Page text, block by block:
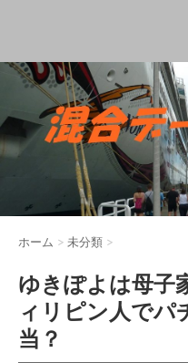
ホーム > 未分類 >
ゆきぽよは母子
ィリピン人でパ
当？